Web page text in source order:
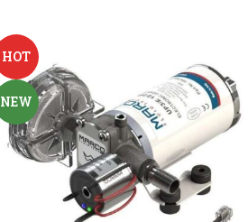
HOT
NEW